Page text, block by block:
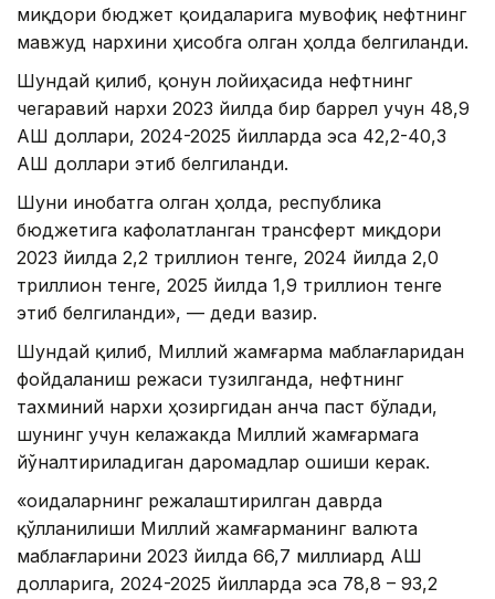
миқдори бюджет қоидаларига мувофиқ нефтнинг
мавжуд нархини ҳисобга олган ҳолда белгиланди.
Шундай қилиб, қонун лойиҳасида нефтнинг
чегаравий нархи 2023 йилда бир баррел учун 48,9
АҚШ доллари, 2024-2025 йилларда эса 42,2-40,3
АҚШ доллари этиб белгиланди.
Шуни инобатга олган ҳолда, республика
бюджетига кафолатланган трансферт миқдори
2023 йилда 2,2 триллион тенге, 2024 йилда 2,0
триллион тенге, 2025 йилда 1,9 триллион тенге
этиб белгиланди», — деди вазир.
Шундай қилиб, Миллий жамғарма маблағларидан
фойдаланиш режаси тузилганда, нефтнинг
тахминий нархи ҳозиргидан анча паст бўлади,
шунинг учун келажакда Миллий жамғармага
йўналтириладиган даромадлар ошиши керак.
«Қоидаларнинг режалаштирилган даврда
қўлланилиши Миллий жамғарманинг валюта
маблағларини 2023 йилда 66,7 миллиард АҚШ
долларига, 2024-2025 йилларда эса 78,8 – 93,2